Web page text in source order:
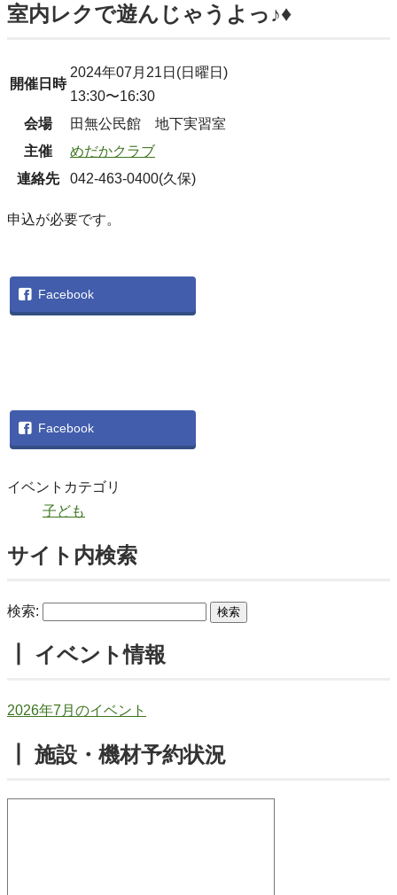
室内レクで遊んじゃうよっ♪♦
開催日時
2024年07月21日(日曜日)
13:30〜16:30
会場
田無公民館 地下実習室
主催
めだかクラブ
連絡先
042-463-0400(久保)
申込が必要です。
Facebook
Facebook
イベントカテゴリ
子ども
サイト内検索
検索:
┃ イベント情報
2026年7月のイベント
┃ 施設・機材予約状況